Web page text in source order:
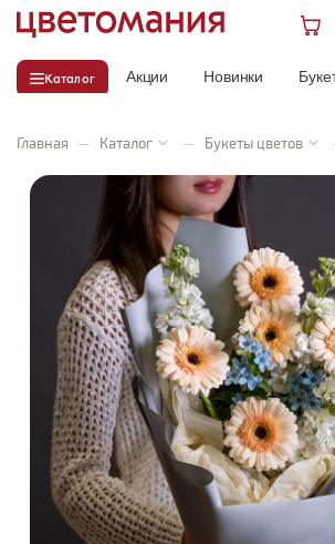
Каталог Акции Новинки
Главная — Каталог — Букеты цветов